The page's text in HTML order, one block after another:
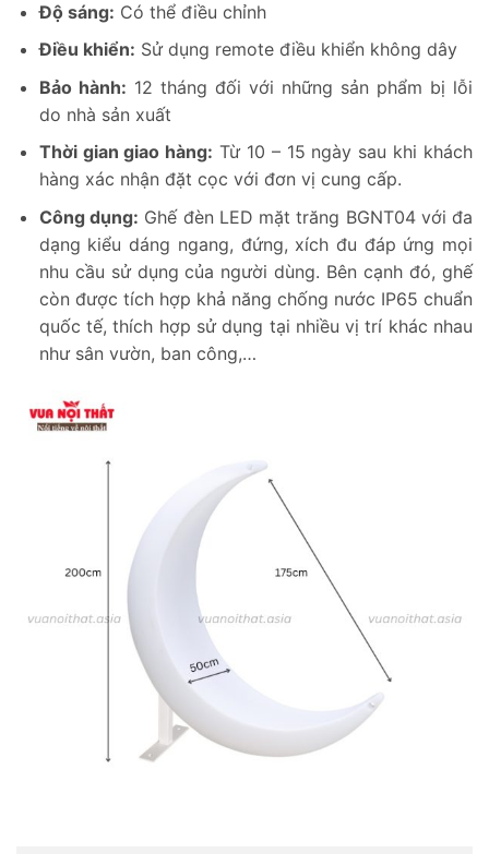
Độ sáng: Có thể điều chỉnh
Điều khiển: Sử dụng remote điều khiển không dây
Bảo hành: 12 tháng đối với những sản phẩm bị lỗi
do nhà sản xuất
Thời gian giao hàng: Từ 10 – 15 ngày sau khi khách
hàng xác nhận đặt cọc với đơn vị cung cấp.
Công dụng: Ghế đèn LED mặt trăng BGNT04 với đa
dạng kiểu dáng ngang, đứng, xích đu đáp ứng mọi
nhu cầu sử dụng của người dùng. Bên cạnh đó, ghế
còn được tích hợp khả năng chống nước IP65 chuẩn
quốc tế, thích hợp sử dụng tại nhiều vị trí khác nhau
như sân vườn, ban công,…